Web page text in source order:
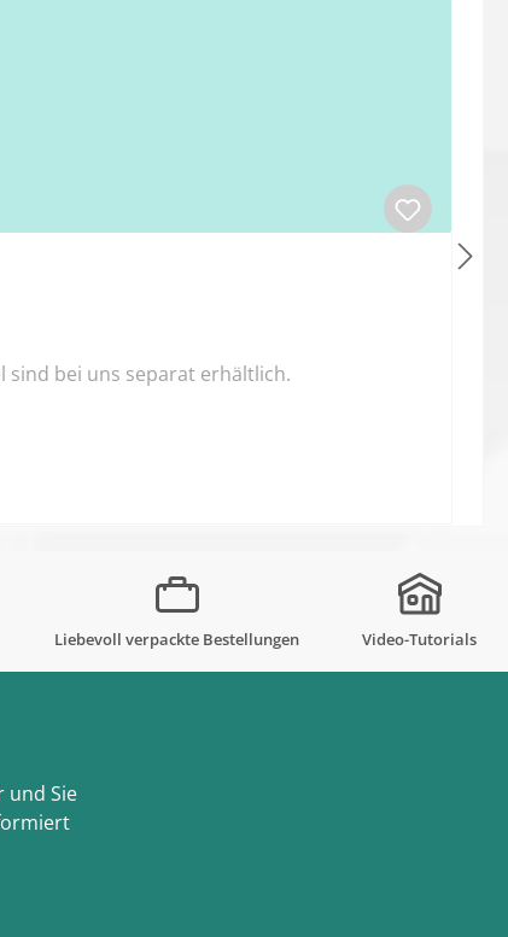
sind bei uns separat erhältlich.
Liebevoll verpackte Bestellungen Video-Tutorials
und Sie